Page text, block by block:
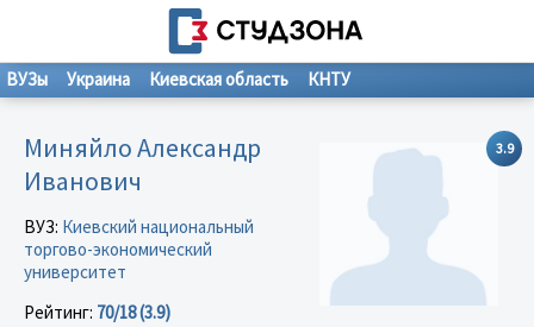
ВУЗы Украина Киевская область КНТУ
3.9
Миняйло Александр
Иванович
ВУЗ: Киевский национальный
торгово-экономический
университет
Рейтинг: 70/18 (3.9)